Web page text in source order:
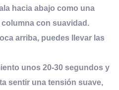
hacia abajo como una
con suavidad.
arriba, puedes llevar las
unos 20-30 segundosy
sentir una tensión suave,